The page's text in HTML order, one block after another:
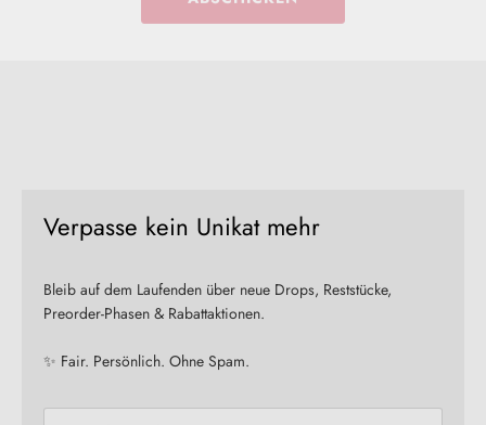
Verpasse kein Unikat mehr
Bleib auf dem Laufenden über neue Drops, Reststücke,
Preorder-Phasen & Rabattaktionen.
✨ Fair. Persönlich. Ohne Spam.